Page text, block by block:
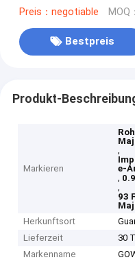
basierte TIG-
Preis：negotiable MOQ
Bestpreis
Produkt-
Markieren
,
e-
,
,
93
Herkunftsort
Lieferzeit
30
Markenname